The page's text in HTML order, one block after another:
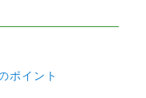
ポイント